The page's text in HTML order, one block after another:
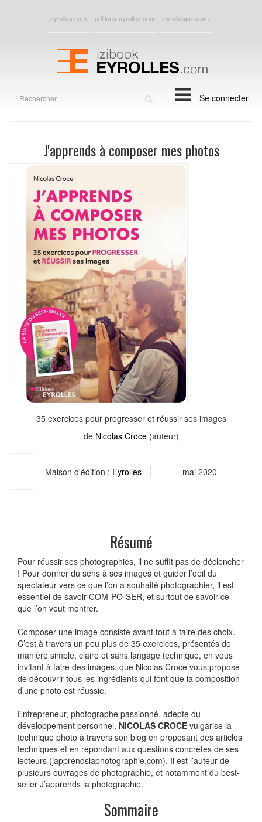
eyrolles.com editions-eyrolles.com eyrollespro.com
Se connecter
J'apprends à composer mes photos
35 exercices pour progresser et réussir ses images
de Nicolas Croce(auteur)
Maison d'édition : Eyrolles mai 2020
Résumé
Pour réussir ses photographies, il ne suffit pas de déclencher
! Pour donner du sens à ses images et guider l’oeil du
spectateur vers ce que l’on a souhaité photographier, il est
essentiel de savoir COM-PO-SER, et surtout de savoir ce
que l’on veut montrer.
Composer une image consiste avant tout à faire des choix.
C’est à travers un peu plus de 35 exercices, présentés de
manière simple, claire et sans langage technique, en vous
invitant à faire des images, que Nicolas Croce vous propose
de découvrir tous les ingrédients qui font que la composition
d’une photo est réussie.
Entrepreneur, photographe passionné, adepte du
développement personnel, NICOLAS CROCE vulgarise la
technique photo à travers son blog en proposant des articles
techniques et en répondant aux questions concrètes de ses
lecteurs (japprendslaphotographie.com). Il est l’auteur de
plusieurs ouvrages de photographie, et notamment du best-
seller J’apprends la photographie.
Sommaire